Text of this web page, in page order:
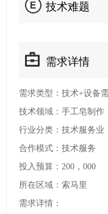
技术难题
需求详情
需求类型：技术+设备
技术领域：手工皂制作
行业分类：技术服务业
合作模式：技术服务
投入预算：200，000
所在区域：索马里
需求详情：